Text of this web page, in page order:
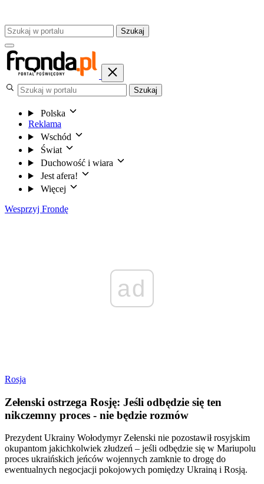
Szukaj
Szukaj
Polska
Reklama
Wschód
Świat
Duchowość i wiara
Jest afera!
Więcej
Wesprzyj Frondę
ad
Rosja
Zełenski ostrzega Rosję: Jeśli odbędzie się ten
nikczemny proces - nie będzie rozmów
Prezydent Ukrainy Wołodymyr Zełenski nie pozostawił rosyjskim
okupantom jakichkolwiek złudzeń – jeśli odbędzie się w Mariupolu
proces ukraińskich jeńców wojennych zamknie to drogę do
ewentualnych negocjacji pokojowych pomiędzy Ukrainą i Rosją.